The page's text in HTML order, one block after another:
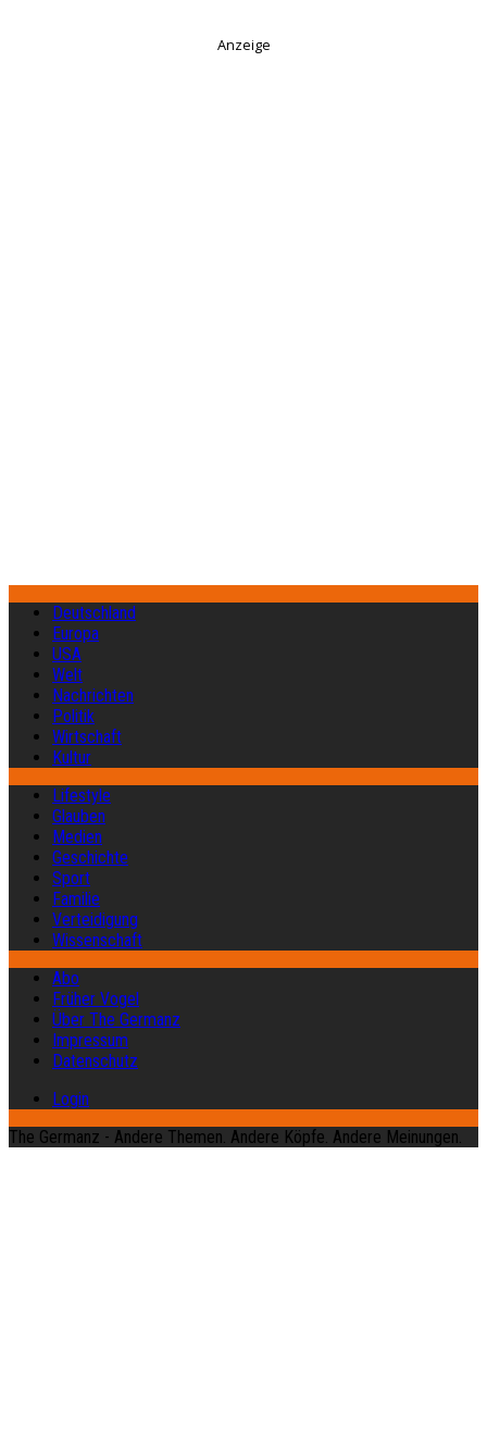
Anzeige
Deutschland
Europa
USA
Welt
Nachrichten
Politik
Wirtschaft
Kultur
Lifestyle
Glauben
Medien
Geschichte
Sport
Familie
Verteidigung
Wissenschaft
Abo
Früher Vogel
Über The Germanz
Impressum
Datenschutz
Login
The Germanz - Andere Themen. Andere Köpfe. Andere Meinungen.